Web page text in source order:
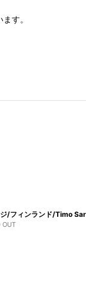
す。
/フィンランド/Timo